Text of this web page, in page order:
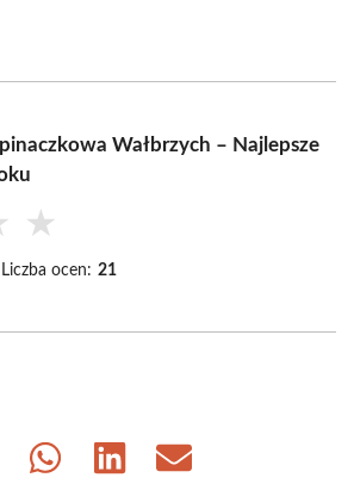
Wałbrzych – Najlepsze
★
Liczba ocen: 21
Share
Share
Share